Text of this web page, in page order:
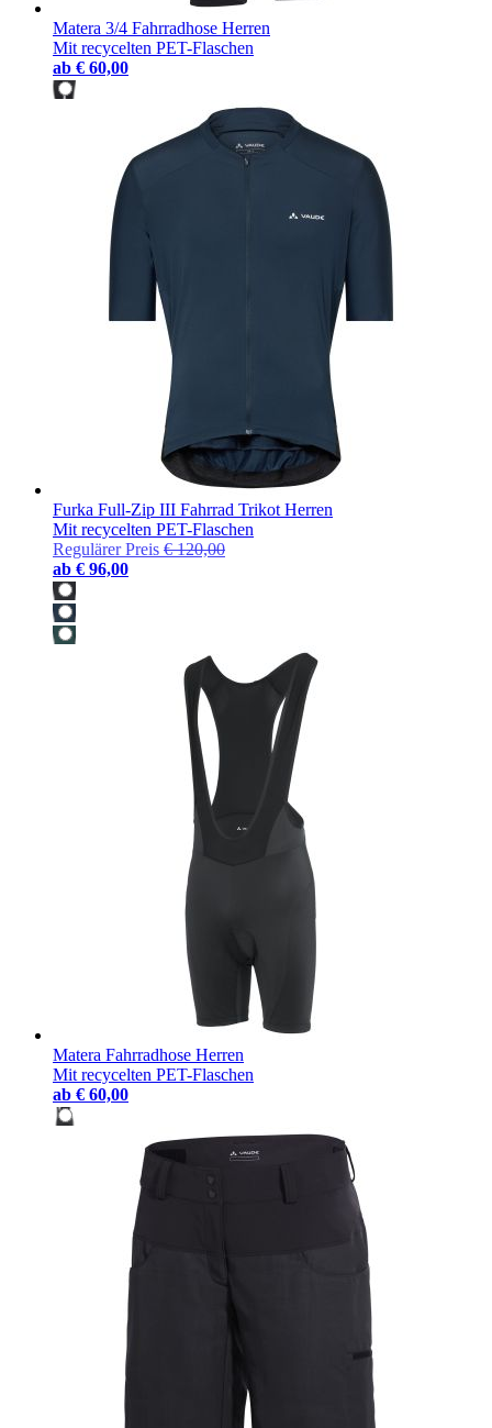
Matera 3/4 Fahrradhose Herren
Mit recycelten PET-Flaschen
ab € 60,00
Furka Full-Zip III Fahrrad Trikot Herren
Mit recycelten PET-Flaschen
Regulärer Preis € 120,00
ab € 96,00
Matera Fahrradhose Herren
Mit recycelten PET-Flaschen
ab € 60,00